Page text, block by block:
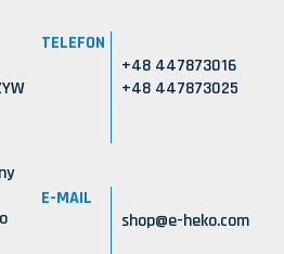
TELEFON
+48 447873016
+48 447873025
E-MAIL
shop@e-heko.com